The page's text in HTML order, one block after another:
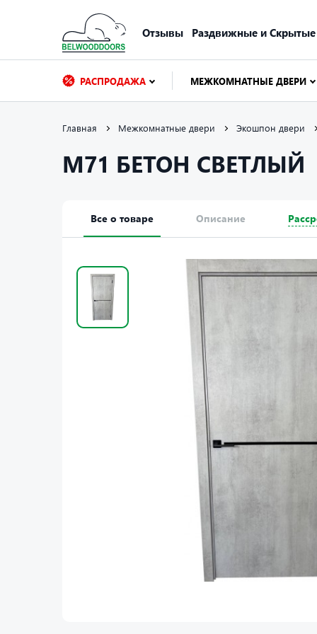
Отзывы Раздвижные и Скрытые
РАСПРОДАЖА МЕЖКОМНАТНЫЕ ДВЕРИ
Главная Межкомнатные двери Экошпон двери
М71 БЕТОН СВЕТЛЫЙ
Все о товаре Описание